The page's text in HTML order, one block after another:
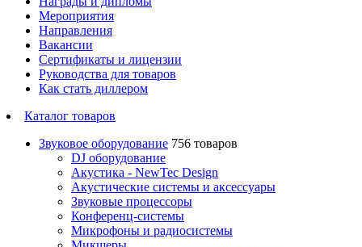
Мероприятия
Направления
Вакансии
Сертификаты и лицензии
Руководства для товаров
Как стать диллером
Каталог товаров
Звуковое оборудование 756 товаров
DJ оборудование
Акустика - NewTec Design
Акустические системы и аксессуары
Звуковые процессоры
Конференц-системы
Микрофоны и радиосистемы